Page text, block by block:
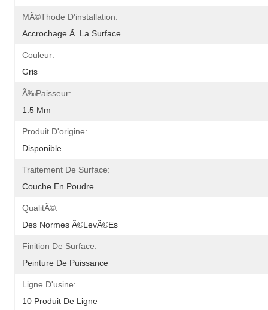
MÃ©thode D'installation:
Accrochage Ã  La Surface
Couleur:
Gris
Ã‰paisseur:
1.5 Mm
Produit D'origine:
Disponible
Traitement De Surface:
Couche En Poudre
QualitÃ©:
Des Normes Ã©levÃ©es
Finition De Surface:
Peinture De Puissance
Ligne D'usine:
10 Produit De Ligne